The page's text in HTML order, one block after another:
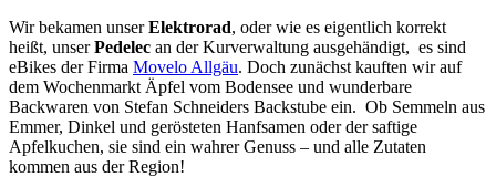
Wir bekamen unserElektrorad, oder wie es eigentlich korrekt
heißt, unserPedelec an der Kurverwaltung ausgehändigt, es sind
eBikes der Firma Movelo Allgäu. Doch zunächst kauften wir auf
dem Wochenmarkt Äpfel vom Bodensee und wunderbare
Backwaren von Stefan Schneiders Backstube ein. Ob Semmeln aus
Emmer, Dinkel und gerösteten Hanfsamen oder der saftige
Apfelkuchen, sie sind ein wahrer Genuss – und alle Zutaten
kommen aus der Region!